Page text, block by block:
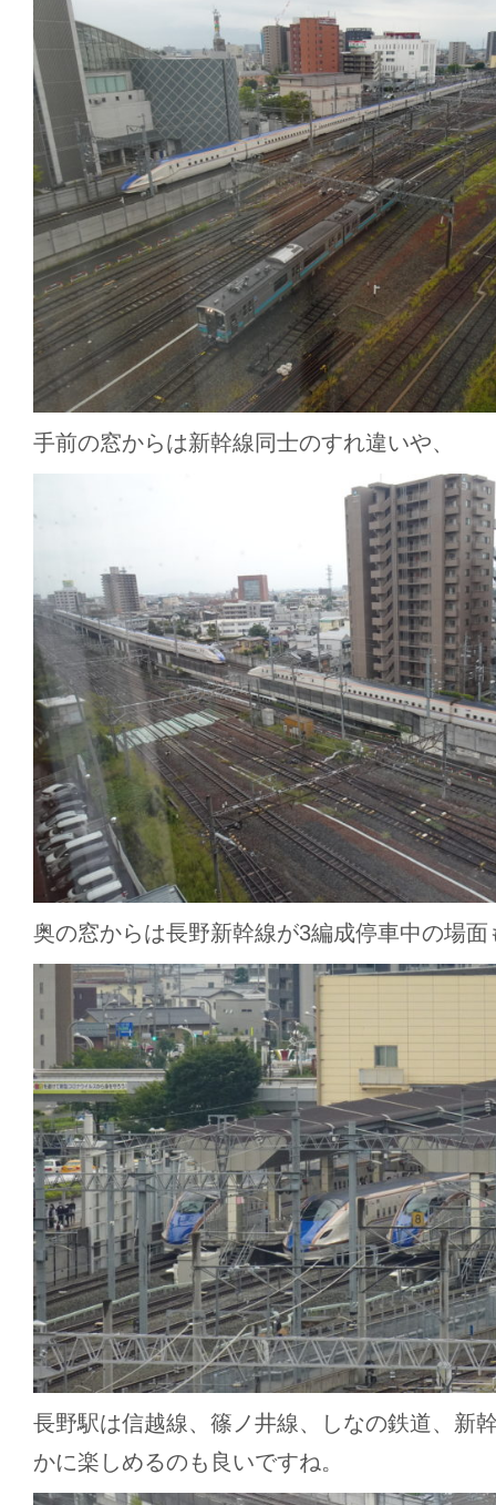
手前の窓からは新幹線同士のすれ違いや、
奥の窓からは長野新幹線が3編成停車中の場面
長野駅は信越線、篠ノ井線、しなの鉄道、新
かに楽しめるのも良いですね。